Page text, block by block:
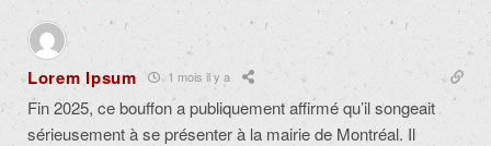
Lorem Ipsum 1 mois il y a
Fin 2025, ce bouffon a publiquement affirmé qu’il songeait
sérieusement à se présenter à la mairie de Montréal. Il